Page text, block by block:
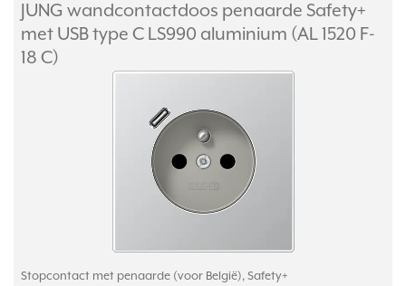
JUNG wandcontactdoos penaarde Safety+
met USB type C LS990 aluminium (AL 1520 F-
18 C)
Stopcontact met penaarde (voor België), Safety+